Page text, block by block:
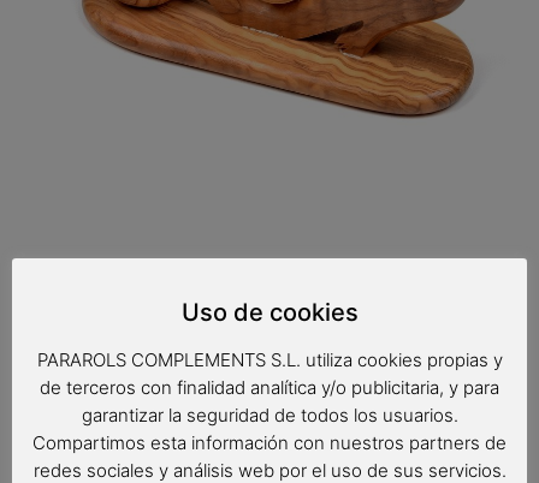
para aperitivos y caracoles.
16,05€
Uso de cookies
PARAROLS COMPLEMENTS S.L. utiliza cookies propias y
de terceros con finalidad analítica y/o publicitaria, y para
garantizar la seguridad de todos los usuarios.
Compartimos esta información con nuestros partners de
redes sociales y análisis web por el uso de sus servicios.